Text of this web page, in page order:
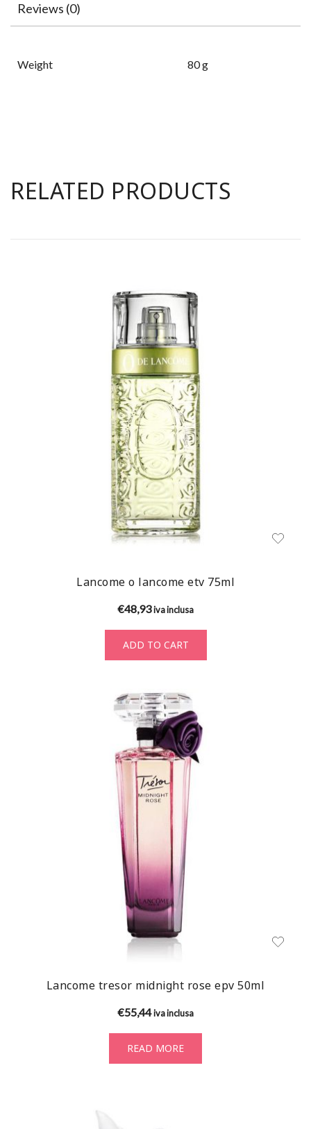
Reviews (0)
Weight 80 g
RELATED PRODUCTS
Lancome o lancome etv 75ml
€48,93iva inclusa
ADD TO CART
Lancome tresor midnight rose epv 50ml
€55,44iva inclusa
READ MORE